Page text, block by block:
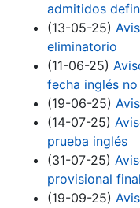
admitidos
(13-05-25)
eliminatorio
(11-06-25)
fecha inglés
(19-06-25)
(14-07-25)
prueba inglés
(31-07-25)
provisional final
(19-09-25)